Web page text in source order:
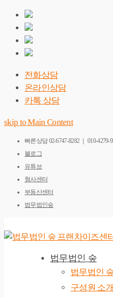
전화상담
온라인상담
카톡 상담
skip to Main Content
빠른상담02-6747-8282 ｜ 010-4279-
블로그
유튜브
형사센터
부동산센터
법무법인숲
법무법인 숲
법무법인
구성원 소개